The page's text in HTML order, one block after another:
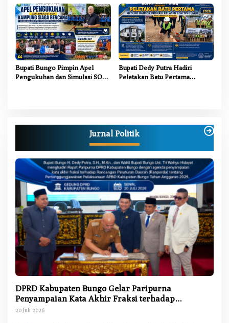
Jambi Kabupaten Bungo
2026
Bupati Bungo Pimpin Apel
Pengukuhan dan Simulasi SOP
Bupati Dedy Putra Hadiri
Peletakan Batu Pertama
Jurnal Politik
DPRD Kabupaten Bungo Gelar Paripurna
Penyampaian Kata Akhir Fraksi terhadap
Ranperda Pertanggungjawaban APBD 2025
20 Juli 2026